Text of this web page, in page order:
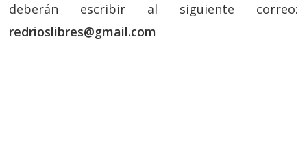
deberán escribir al siguiente correo:
redrioslibres@gmail.com